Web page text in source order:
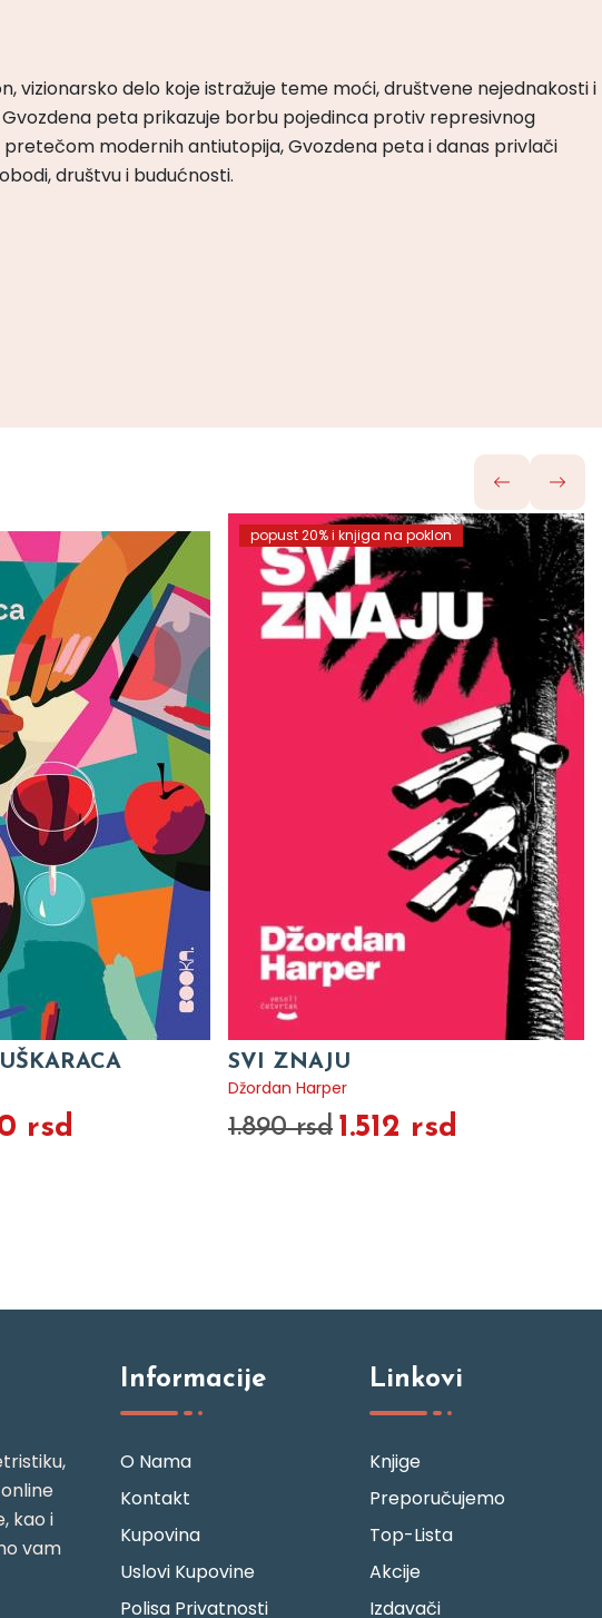
vizionarsko delo koje istražuje teme moći, društvene nejednakosti i
peta prikazuje borbu pojedinca protiv represivnog
modernih antiutopija, Gvozdena peta i danas privlači
društvu i budućnosti.
rsd
popust 20% i knjiga na poklon
SVI ZNAJU
Džordan Harper
1.890 rsd 1.512 rsd
kao i
vam
Informacije
O Nama
Kontakt
Kupovina
Uslovi Kupovine
Polisa Privatnosti
Linkovi
Knjige
Preporučujemo
Top-Lista
Akcije
Izdavači